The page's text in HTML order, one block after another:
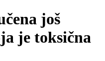
još
je toksična